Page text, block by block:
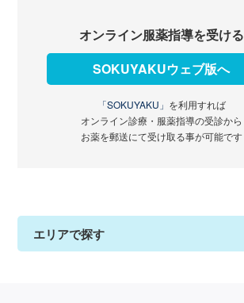
オンライン服薬指導を受ける
SOKUYAKUウェブ版へ
「SOKUYAKU」 を利用すれば
オンライン診療・服薬指導の受診から
お薬を郵送にて受け取る事が可能です
エリアで探す